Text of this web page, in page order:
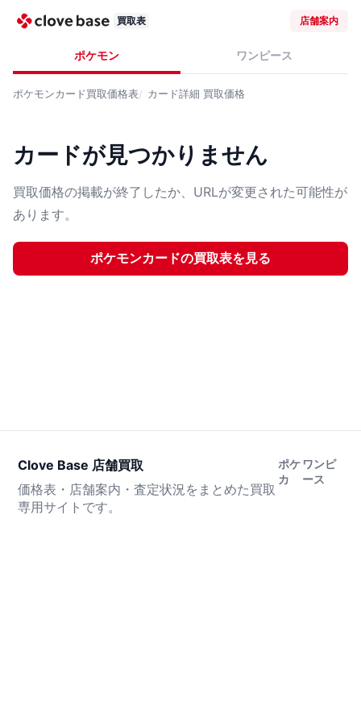
買取表 店舗案内
ポケモン ワンピース
ポケモンカード買取価格表 カード詳細 買取価格
カードが見つかりません
買取価格の掲載が終了したか、URLが変更された可能性が
あります。
ポケモンカードの買取表を見る
Clove Base 店舗買取
価格表・店舗案内・査定状況をまとめた買取
専用サイトです。
ポケ
カ
ワンピ
ース